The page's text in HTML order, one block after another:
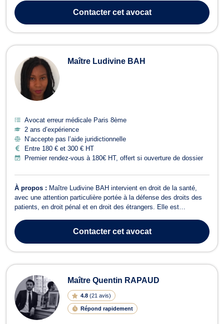
accepte les affaires relatives au droit pénal, et au droit pénal des
affaires. Elle représe...Contactercet avocat
Maître Ludivine BAH
Avocat erreur médicale Paris 8ème
2 ans d’expérience
N’accepte pas l’aide juridictionnelle
Entre 180 € et 300 € HT
Premier rendez-vous à 180€ HT, offert si ouverture de dossier
À propos : Maître Ludivine BAH intervient en droit de la santé,
avec une attention particulière portée à la défense des droits des
patients, en droit pénal et en droit des étrangers. Elle est
qui lui permet d’intervenir dans tout contentieux lié aux libertés
fondament...
Contactercet avocat
Maître Quentin RAPAUD
4.8 (21 avis)
Répond rapidement